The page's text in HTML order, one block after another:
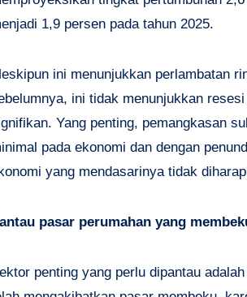
1,9 persen pada tahun 2025.
ini menunjukkan perlambatan
ini tidak menunjukkan
Yang penting, pemangkasan
pada ekonomi dan dengan
yang mendasarinya tidak
pasar perumahan yang
penting yang perlu dipantau